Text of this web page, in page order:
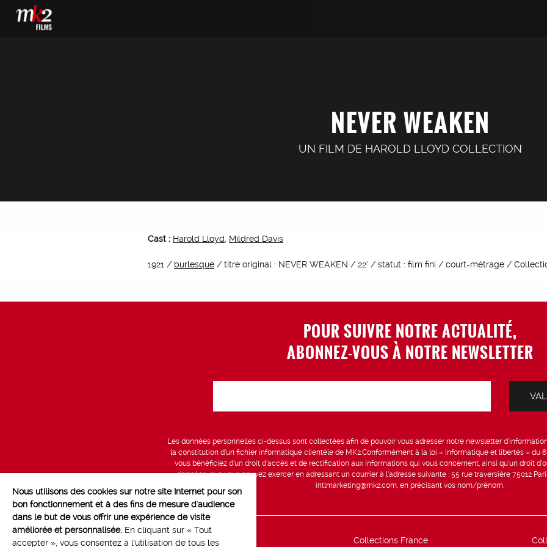
NEVER WEAKEN
UN FILM DE HAROLD LLOYD COLLECTION
Cast : Harold Lloyd Mildred Davis
1921 / burlesque / titre original : NEVER WEAKEN / 22’ / statut : film fini / court-métrage /
POUR SUIVRE NOTRE ACTUALITÉ,
ABONNEZ-VOUS À NOTRE NEWSLETTER
Les données personnelles ci-dessus sont collectées afin de pouvoir vous adresser notre newsletter
la constitution d’un fichier informatique clientèle de MK2.Conformément à la loi « informatique et libertés » du
vous bénéficiez d’un droit d’accès et de rectification aux informations qui vous concernent, ainsi qu’un droit
données, que vous pouvez exercer en adressant un courrier à l’adresse suivante : 55 rue traversière 75012
intlmarketing@mk2.com, en précisant vos nom/prénom.
Line up Collections France
Nous utilisons des cookies sur notre site Internet pour son
bon fonctionnement et à des fins de mesure d'audience
dans le but de vous offrir une expérience de visite
améliorée et personnalisée. En cliquant sur « Tout
accepter », vous consentez à l'utilisation de tous les